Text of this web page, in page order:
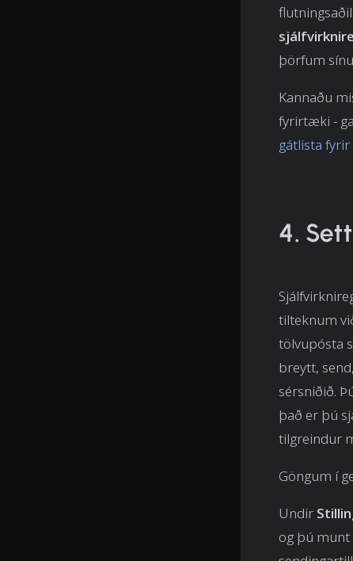
þörfum
Kannaðu
fyrirtæki -
gátlista
4.
tilteknum
tölvupósta
breytt,
sérsniðið.
það er þú
tilgreindur
Göngum í
Undir
og þú